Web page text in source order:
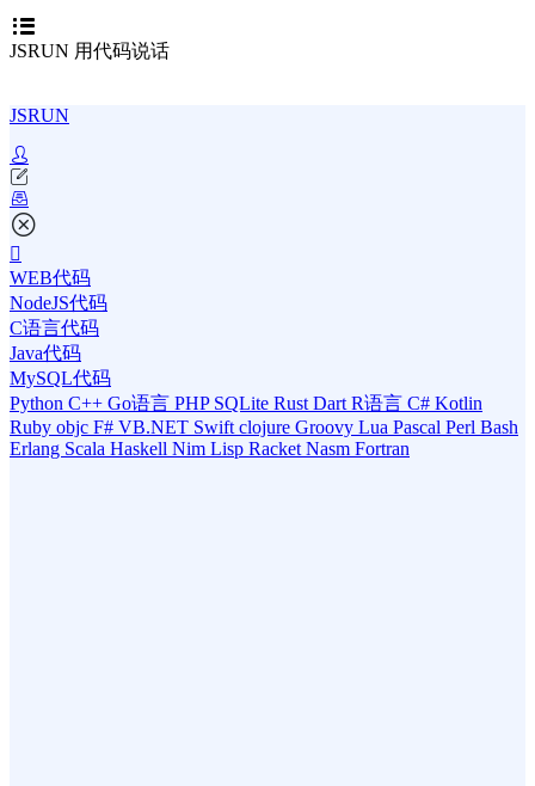
JSRUN 用代码说话
JSRUN
WEB代码
NodeJS代码
C语言代码
Java代码
MySQL代码
Python C++ Go语言 PHP SQLite Rust Dart R语言 C# Kotlin
Ruby objc F# VB.NET Swift clojure Groovy Lua Pascal Perl Bash
Erlang Scala Haskell Nim Lisp Racket Nasm Fortran